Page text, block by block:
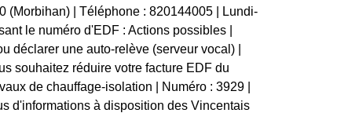
(Morbihan) | Téléphone : 820144005 | Lundi-
le numéro d'EDF : Actions possibles |
déclarer une auto-relève (serveur vocal) |
souhaitez réduire votre facture EDF du
de chauffage-isolation | Numéro : 3929 |
d'informations à disposition des Vincentais